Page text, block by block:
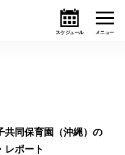
共同保育園（沖縄）の
レポート